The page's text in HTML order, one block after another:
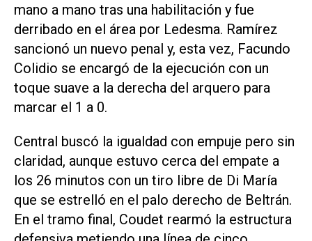
mano a mano tras una habilitación y fue
derribado en el área por Ledesma. Ramírez
sancionó un nuevo penal y, esta vez, Facundo
Colidio se encargó de la ejecución con un
toque suave a la derecha del arquero para
marcar el 1 a 0.
Central buscó la igualdad con empuje pero sin
claridad, aunque estuvo cerca del empate a
los 26 minutos con un tiro libre de Di María
que se estrelló en el palo derecho de Beltrán.
En el tramo final, Coudet rearmó la estructura